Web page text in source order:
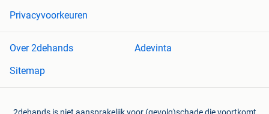
Privacyvoorkeuren
Over 2dehands
Adevinta
Sitemap